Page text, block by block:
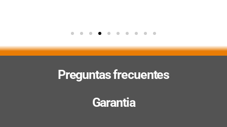
Preguntas frecuentes
Garantia